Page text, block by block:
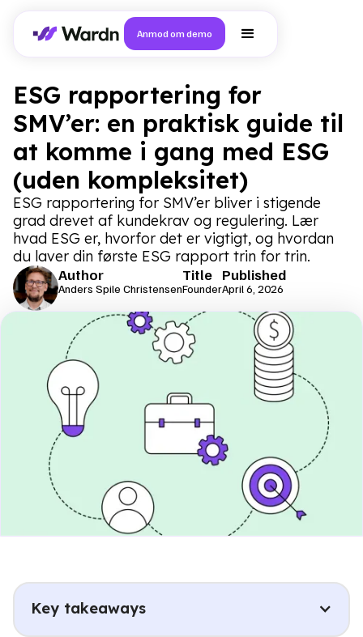
Anmod om demo
ESG rapportering for
SMV’er: en praktisk guide til
at komme i gang med ESG
(uden kompleksitet)
ESG rapportering for SMV’er bliver i stigende
grad drevet af kundekrav og regulering. Lær
hvad ESG er, hvorfor det er vigtigt, og hvordan
du laver din første ESG rapport trin for trin.
Author
Anders Spile Christensen
Title
Founder
Published
April 6, 2026
Key takeaways